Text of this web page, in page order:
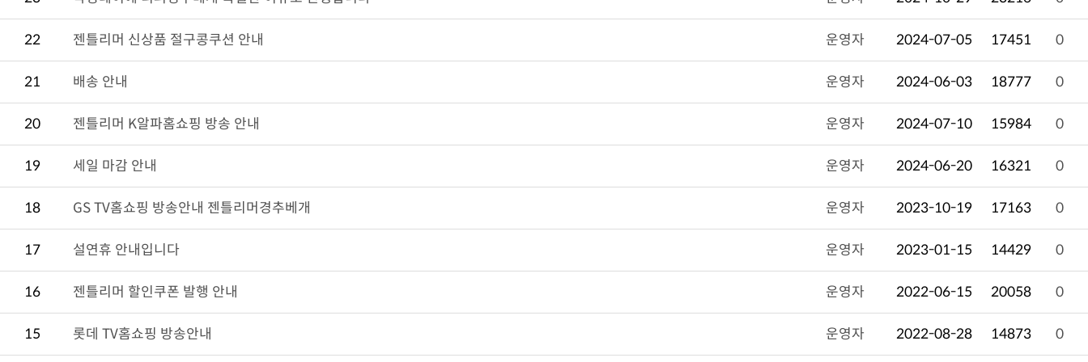
22 젠틀리머 신상품 절구콩쿠션 안내 운영자 2024-07-05 17451 0
21 배송 안내 운영자 2024-06-03 18777 0
20 젠틀리머 K알파홈쇼핑 방송 안내 운영자 2024-07-10 15984 0
19 세일 마감 안내 운영자 2024-06-20 16321 0
18 GS TV홈쇼핑 방송안내 젠틀리머경추베개 운영자 2023-10-19 17163 0
17 설연휴 안내입니다 운영자 2023-01-15 14429 0
16 젠틀리머 할인쿠폰 발행 안내 운영자 2022-06-15 20058 0
15 롯데 TV홈쇼핑 방송안내 운영자 2022-08-28 14873 0